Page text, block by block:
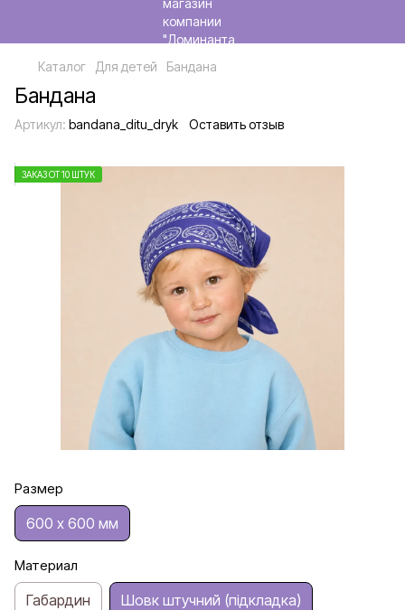
Каталог Для детей Бандана
Бандана
Артикул: bandana_ditu_dryk Оставить отзыв
ЗАКАЗ ОТ 10 ШТУК
Размер
600 х 600 мм
Материал
Габардин Шовк штучний (підкладка)